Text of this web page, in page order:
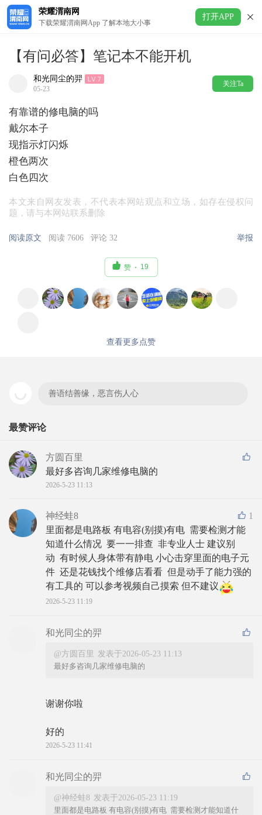
荣耀渭南网
下载荣耀渭南网App 了解本地大小事
打开APP
【有问必答】笔记本不能开机
和光同尘的羿
05-23
关注Ta
有靠谱的修电脑的吗
戴尔本子
现指示灯闪烁
橙色两次
白色四次
本文来自网友发表，不代表本网站观点和立场，如存在侵权问
题，请与本网站联系删除
阅读原文 阅读 7606 评论 32 举报
 赞 19
查看更多点赞
善语结善缘，恶言伤人心
最赞评论
方圆百里
最好多咨询几家维修电脑的
2026-5-23 11:13
1
神经蛙8
里面都是电路板 有电容(别摸)有电  需要检测才能
知道什么情况  要一一排查  非专业人士 建议别
动  有时候人身体带有静电 小心击穿里面的电子元
件  还是花钱找个维修店看看  但是动手了能力强的
有工具的 可以参考视频自己摸索 但不建议
2026-5-23 11:19
和光同尘的羿
@方圆百里 发表于2026-05-23 11:13
最好多咨询几家维修电脑的
谢谢你啦
好的
2026-5-23 11:41
和光同尘的羿
@神经蛙8 发表于2026-05-23 11:19
里面都是电路板 有电容(别摸)有电 需要检测才能知道什